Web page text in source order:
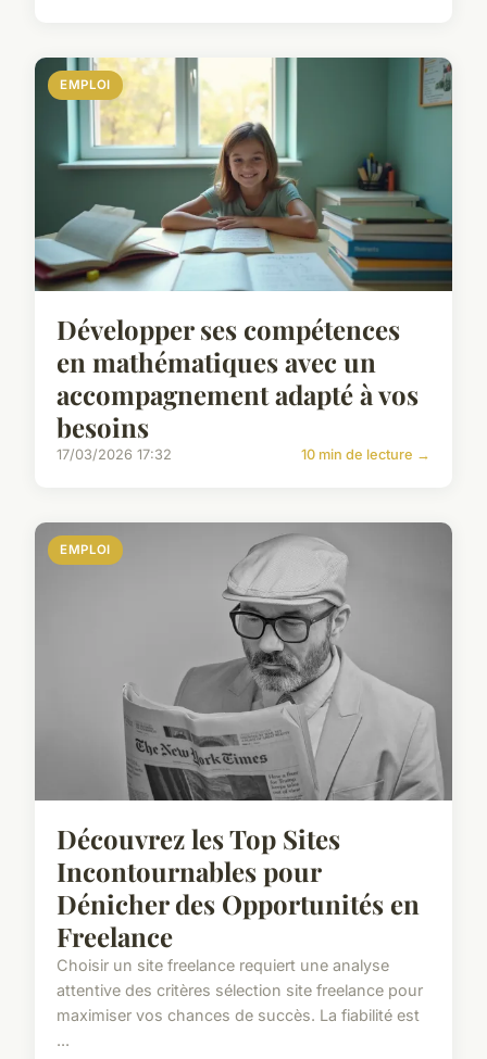
EMPLOI
Développer ses compétences
en mathématiques avec un
accompagnement adapté à vos
besoins
17/03/2026 17:32 10 min de lecture →
EMPLOI
Découvrez les Top Sites
Incontournables pour
Dénicher des Opportunités en
Freelance
Choisir un site freelance requiert une analyse
attentive des critères sélection site freelance pour
maximiser vos chances de succès. La fiabilité est
...